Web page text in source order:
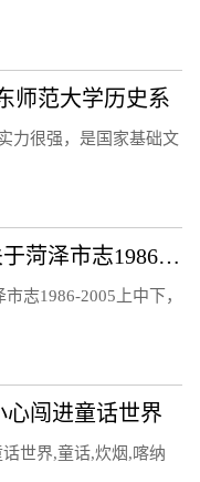
师范大学历史系
力很强，是国家基础文
菏泽市志1986-2005上中下(关于菏泽市志1986-2005上中下简述)
志1986-2005上中下，
心闯进童话世界
世界,童话,炊烟,喀纳